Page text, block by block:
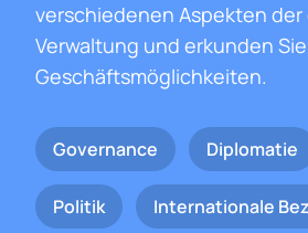
verschiedenen Aspekten
Verwaltung und erkunden
Geschäftsmöglichkeiten.
Governance Diplomatie
Politik Internationale